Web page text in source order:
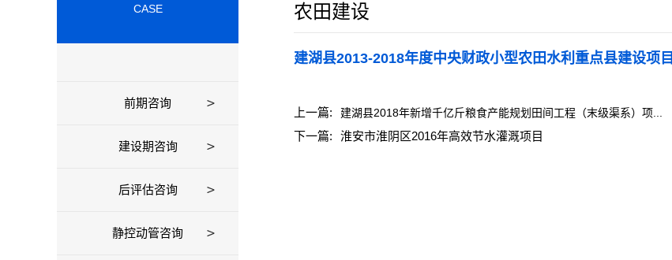
CASE
前期咨询
建设期咨询
后评估咨询
静控动管咨询
农田建设
建湖县2013-2018年度中央财政小型农田水利重点县建设项目
上一篇: 建湖县2018年新增千亿斤粮食产能规划田间工程（末级渠系）项...
下一篇: 淮安市淮阴区2016年高效节水灌溉项目